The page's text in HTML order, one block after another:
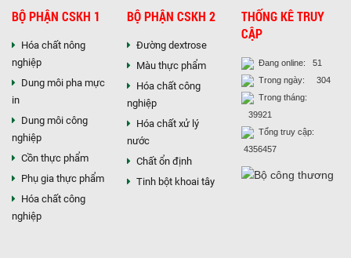
BỘ PHẬN CSKH 1
Hóa chất nông
nghiệp
Dung môi pha mực
in
Dung môi công
nghiệp
Cồn thực phẩm
Phụ gia thực phẩm
Hóa chất công
nghiệp
BỘ PHẬN CSKH 2
Đường dextrose
Màu thực phẩm
Hóa chất công
nghiệp
Hóa chất xử lý
nước
Chất ổn định
Tinh bột khoai tây
THỐNG KÊ TRUY
CẬP
Đang online: 51
Trong ngày: 304
Trong tháng:
39921
Tổng truy cập:
4356457